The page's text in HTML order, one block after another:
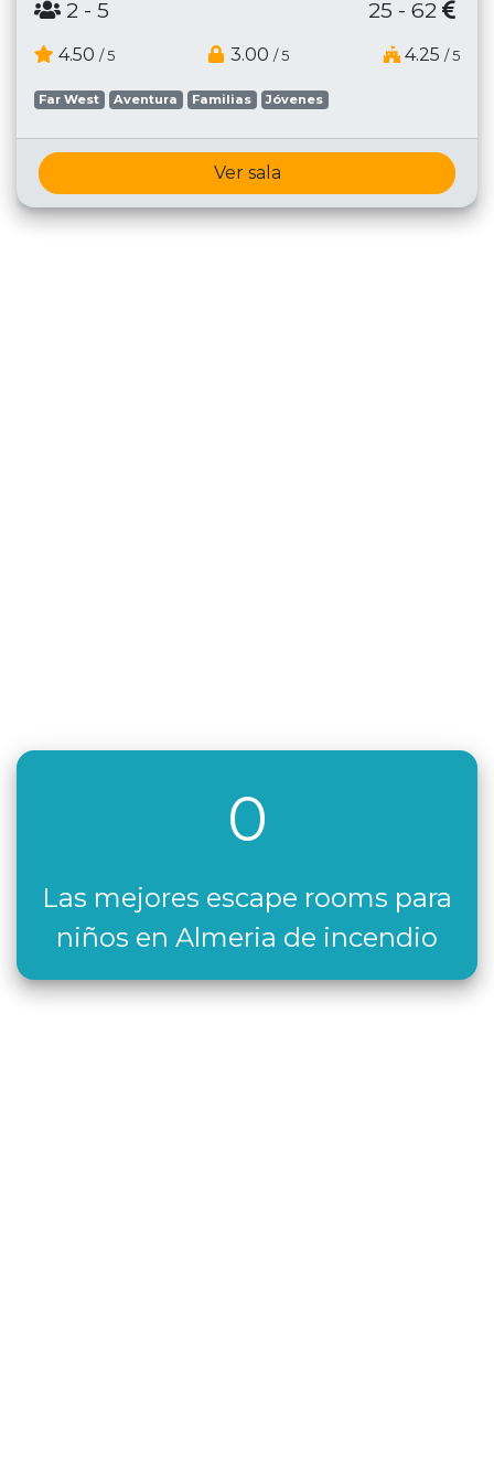
2 - 5 25 - 62
4.50 / 5 3.00 / 5 4.25 / 5
Far West Aventura Familias Jóvenes
Ver sala
0
Las mejores escape rooms para
niños en Almeria de incendio